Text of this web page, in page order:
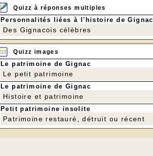
Quizz à réponses multiples
Personnalités liées à l'histoire de Gignac
Des Gignacois célèbres
Quizz images
Le patrimoine de Gignac
Le petit patrimoine
Le patrimoine de Gignac
Histoire et patrimoine
Petit patrimoine insolite
Patrimoine restauré, détruit ou récent